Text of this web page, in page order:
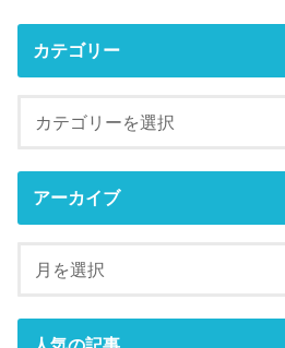
カテゴリー
アーカイブ